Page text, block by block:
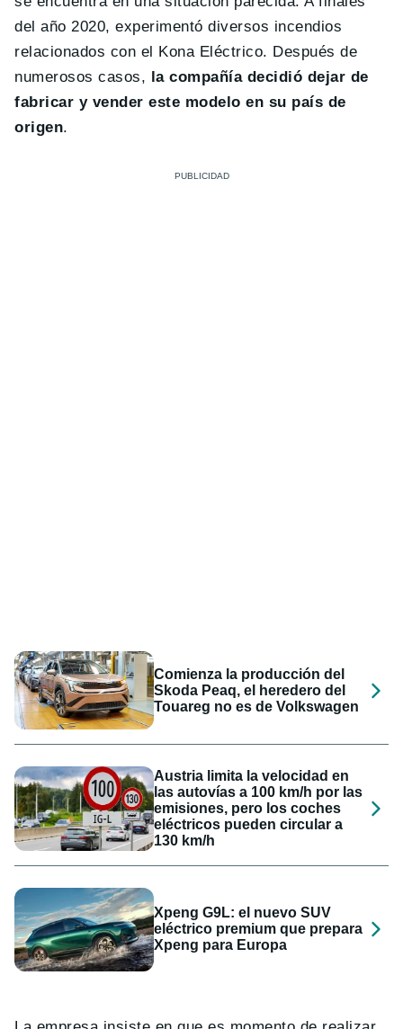
del año 2020, experimentó diversos incendios
relacionados con el Kona Eléctrico. Después de
numerosos casos, la compañía decidió dejar de
fabricar y vender este modelo en su país de
origen.
Comienza la producción del
Skoda Peaq, el heredero del
Touareg no es de Volkswagen
Austria limita la velocidad en
las autovías a 100 km/h por las
emisiones, pero los coches
eléctricos pueden circular a
130 km/h
Xpeng G9L: el nuevo SUV
eléctrico premium que prepara
Xpeng para Europa